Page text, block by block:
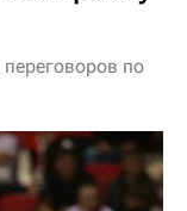
по